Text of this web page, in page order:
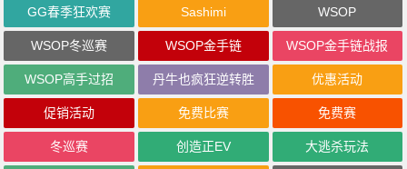
GG春季狂欢赛 Sashimi WSOP
WSOP冬巡赛 WSOP金手链 WSOP金手链战报
WSOP高手过招 丹牛也疯狂逆转胜 优惠活动
促销活动 免费比赛 免费赛
冬巡赛 创造正EV 大逃杀玩法